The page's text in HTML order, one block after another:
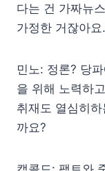
다는 건 가짜뉴
가정한 거잖아
민노: 정론? 당
을 위해 노력하
취재도 열심히
까요?